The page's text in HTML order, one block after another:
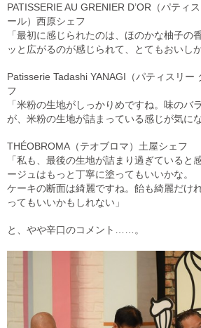
PATISSERIE AU GRENIER D’OR（パティ
ール）西原シェフ
「最初に感じられたのは、ほのかな柚子の
ッと広がるのが感じられて、とてもおいし
Patisserie Tadashi YANAGI（パティスリー
フ
「米粉の生地がしっかりめですね。味のバ
が、米粉の生地が詰まっている感じが気にな
THÉOBROMA（テオブロマ）土屋シェフ
「私も、最後の生地が詰まり過ぎていると
ージュはもっと丁寧に塗ってもいいかな。
ケーキの断面は綺麗ですね。飴も綺麗だけ
ってもいいかもしれない」
と、やや辛口のコメント……。